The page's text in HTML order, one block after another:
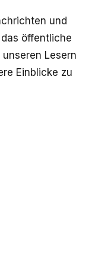
und
öffentliche
Lesern
Einblicke zu